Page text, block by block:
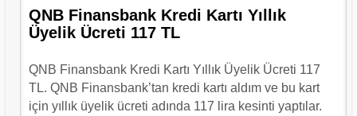
QNB Finansbank Kredi Kartı Yıllık
Üyelik Ücreti 117 TL
QNB Finansbank Kredi Kartı Yıllık Üyelik Ücreti 117
TL. QNB Finansbank’tan kredi kartı aldım ve bu kart
için yıllık üyelik ücreti adında 117 lira kesinti yaptılar.